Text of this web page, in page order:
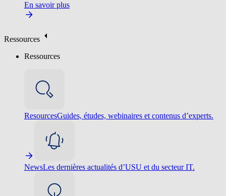
En savoir plus
Ressources
Ressources
ResourcesGuides, études, webinaires et contenus d’experts.
NewsLes dernières actualités d’USU et du secteur IT.